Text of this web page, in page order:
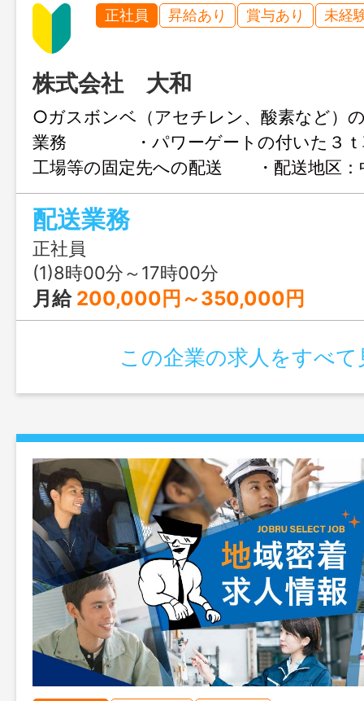
正社員 昇給あり 賞与あり 未経
株式会社 大和
○ガスボンベ（アセチレン、酸素など）
業務 ・パワーゲートの付いた３
工場等の固定先への配送 ・配送地区：
り ＊＊未経験の方へは丁寧に指
＊ ◆◆◆ 急
変更範囲：設備機械点検 【トラ
用求人】
配送業務
正社員
(1)8時00分～17時00分
月給 200,000円～350,000円
この企業の求人をすべて